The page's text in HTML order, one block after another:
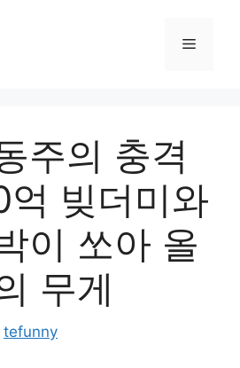
Menu
주의 충격
빚더미와
이 쏘아 올
무게
tefunny